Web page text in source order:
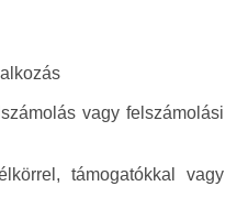
vagy felszámolási
támogatókkal vagy